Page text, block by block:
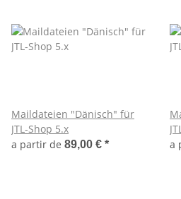
Maildateien "Dänisch" für
JTL-Shop 5.x
a partir de 89,00 € *
a